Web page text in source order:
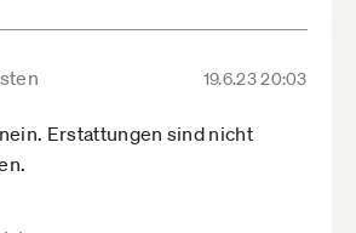
19.6.23 20:03
Erstattungen sind nicht